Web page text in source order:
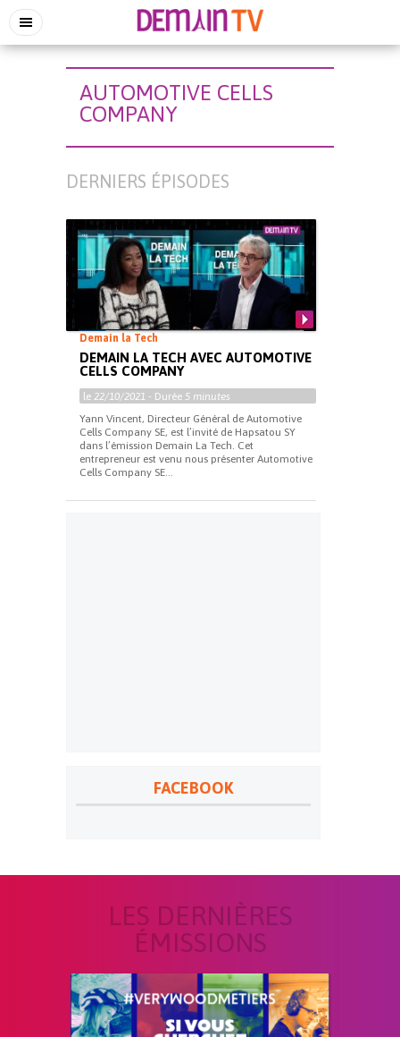
AUTOMOTIVE CELLS
COMPANY
DERNIERS ÉPISODES
Demain la Tech
DEMAIN LA TECH AVEC AUTOMOTIVE
CELLS COMPANY
le 22/10/2021 - Durée 5 minutes
Yann Vincent, Directeur Général de Automotive
Cells Company SE, est l’invité de Hapsatou SY
dans l’émission Demain La Tech. Cet
entrepreneur est venu nous présenter Automotive
Cells Company SE...
FACEBOOK
LES DERNIÈRES
ÉMISSIONS